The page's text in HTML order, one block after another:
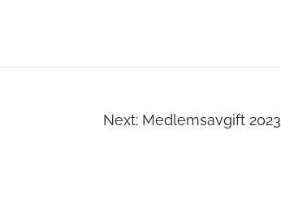
Next: Medlemsavgift 2023